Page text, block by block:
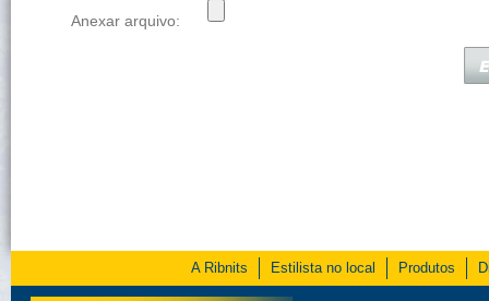
Anexar arquivo:
A Ribnits Estilista no local Produtos